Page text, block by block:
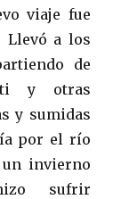
viaje fue
Llevó a los
de
y otras
y sumidas
por el río
invierno
sufrir